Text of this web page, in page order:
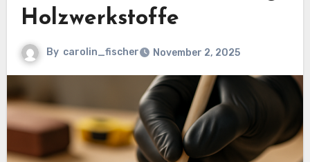
Holzwerkstoffe
By carolin_fischer November 2, 2025